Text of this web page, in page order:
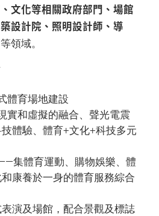
文化等相關政府部門、場館
設計院、照明設計師、導
等領域。
體育場地建設
實和虛擬的融合、聲光電震
體驗、體育+文化+科技多元
集體育運動、購物娛樂、體
康養於一身的體育服務綜合
演及場館，配合景觀及標誌